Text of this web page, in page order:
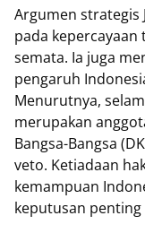
Argumen strategis
pada
semata. Ia juga
pengaruh
Menurutnya,
merupakan
Bangsa-Bangsa
veto. Ketiadaan
kemampuan
keputusan penting